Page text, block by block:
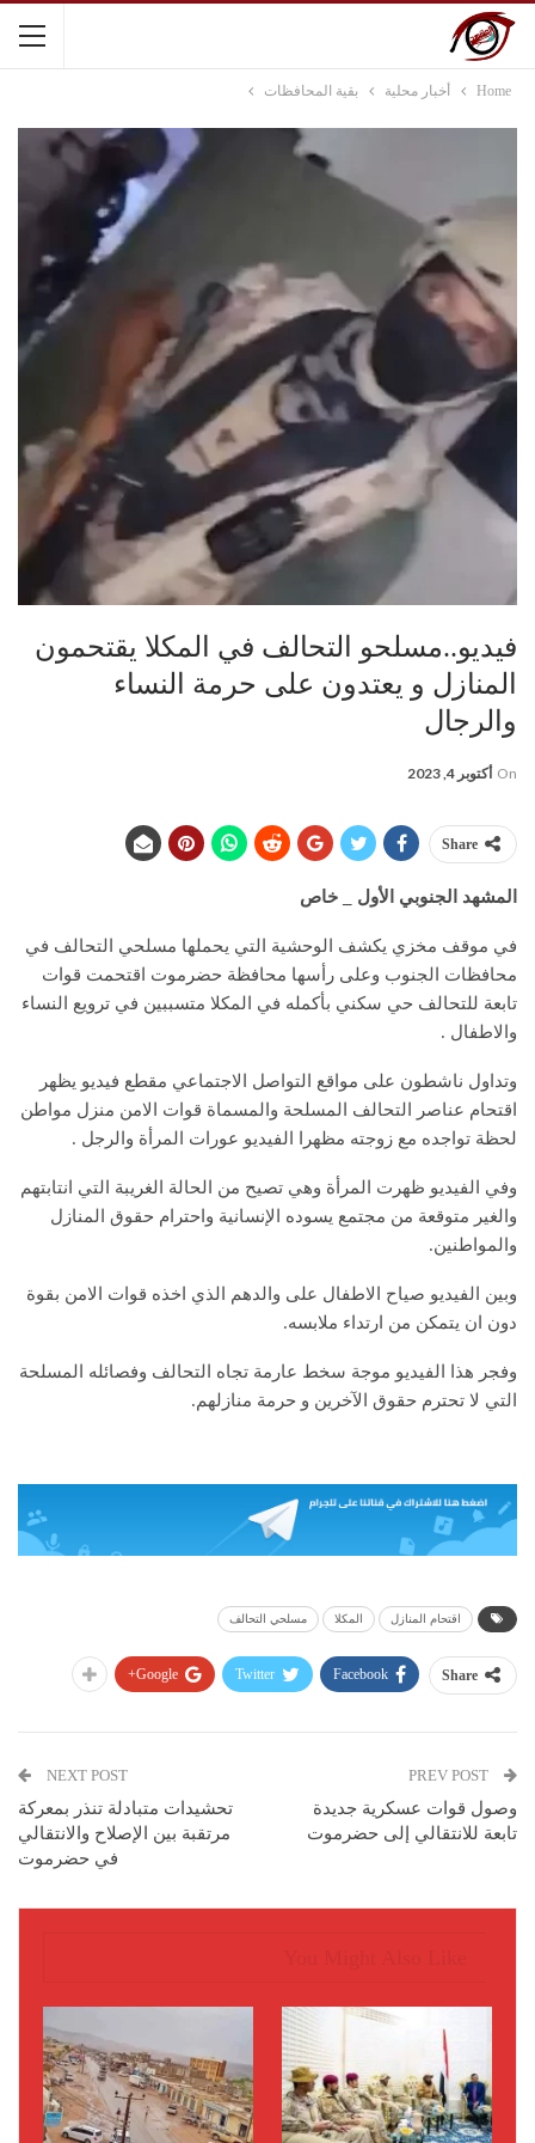
Home أخبار محلية بقية المحافظات
فيديو..مسلحو التحالف في المكلا يقتحمون
المنازل و يعتدون على حرمة النساء
والرجال
On أكتوبر 4, 2023
Share
المشهد الجنوبي الأول _ خاص
في موقف مخزي يكشف الوحشية التي يحملها مسلحي التحالف في
محافظات الجنوب وعلى رأسها محافظة حضرموت اقتحمت قوات
تابعة للتحالف حي سكني بأكمله في المكلا متسببين في ترويع النساء
والاطفال .
وتداول ناشطون على مواقع التواصل الاجتماعي مقطع فيديو يظهر
اقتحام عناصر التحالف المسلحة والمسماة قوات الامن منزل مواطن
لحظة تواجده مع زوجته مظهرا الفيديو عورات المرأة والرجل .
وفي الفيديو ظهرت المرأة وهي تصيح من الحالة الغريبة التي انتابتهم
والغير متوقعة من مجتمع يسوده الإنسانية واحترام حقوق المنازل
والمواطنين.
وبين الفيديو صياح الاطفال على والدهم الذي اخذه قوات الامن بقوة
دون ان يتمكن من ارتداء ملابسه.
وفجر هذا الفيديو موجة سخط عارمة تجاه التحالف وفصائله المسلحة
التي لا تحترم حقوق الآخرين و حرمة منازلهم.
اقتحام المنازل المكلا مسلحي التحالف
Share
Facebook
Twitter
Google+
وصول قوات عسكرية جديدة
تابعة للانتقالي إلى حضرموت
NEXT POST
تحشيدات متبادلة تنذر بمعركة
مرتقبة بين الإصلاح والانتقالي
في حضرموت